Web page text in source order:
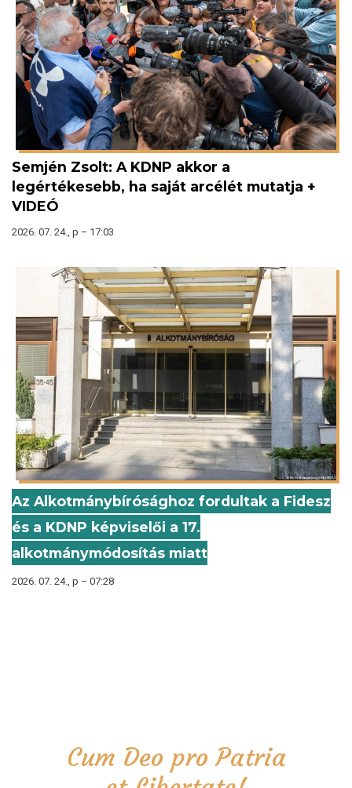
Semjén Zsolt: A KDNP akkor a
legértékesebb, ha saját arcélét mutatja +
VIDEÓ
2026. 07. 24., p – 17:03
Az Alkotmánybírósághoz fordultak a Fidesz
és a KDNP képviselői a 17.
alkotmánymódosítás miatt
2026. 07. 24., p – 07:28
Cum Deo pro Patria